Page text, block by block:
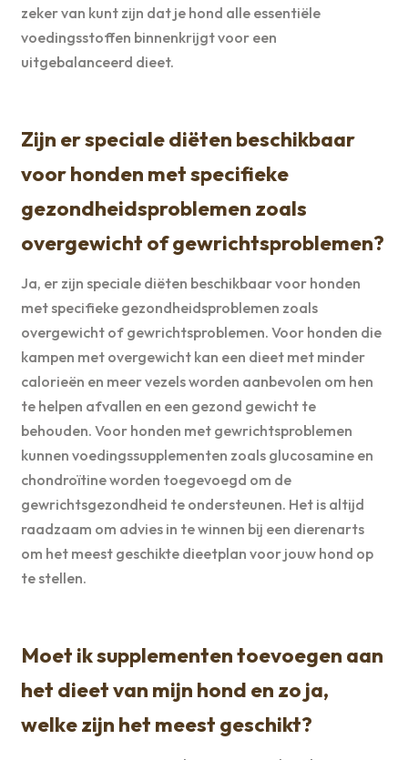
zeker van kunt zijn dat je hond alle essentiële
voedingsstoffen binnenkrijgt voor een
uitgebalanceerd dieet.
Zijn er speciale diëten beschikbaar
voor honden met specifieke
gezondheidsproblemen zoals
overgewicht of gewrichtsproblemen?
Ja, er zijn speciale diëten beschikbaar voor honden
met specifieke gezondheidsproblemen zoals
overgewicht of gewrichtsproblemen. Voor honden die
kampen met overgewicht kan een dieet met minder
calorieën en meer vezels worden aanbevolen om hen
te helpen afvallen en een gezond gewicht te
behouden. Voor honden met gewrichtsproblemen
kunnen voedingssupplementen zoals glucosamine en
chondroïtine worden toegevoegd om de
gewrichtsgezondheid te ondersteunen. Het is altijd
raadzaam om advies in te winnen bij een dierenarts
om het meest geschikte dieetplan voor jouw hond op
te stellen.
Moet ik supplementen toevoegen aan
het dieet van mijn hond en zo ja,
welke zijn het meest geschikt?